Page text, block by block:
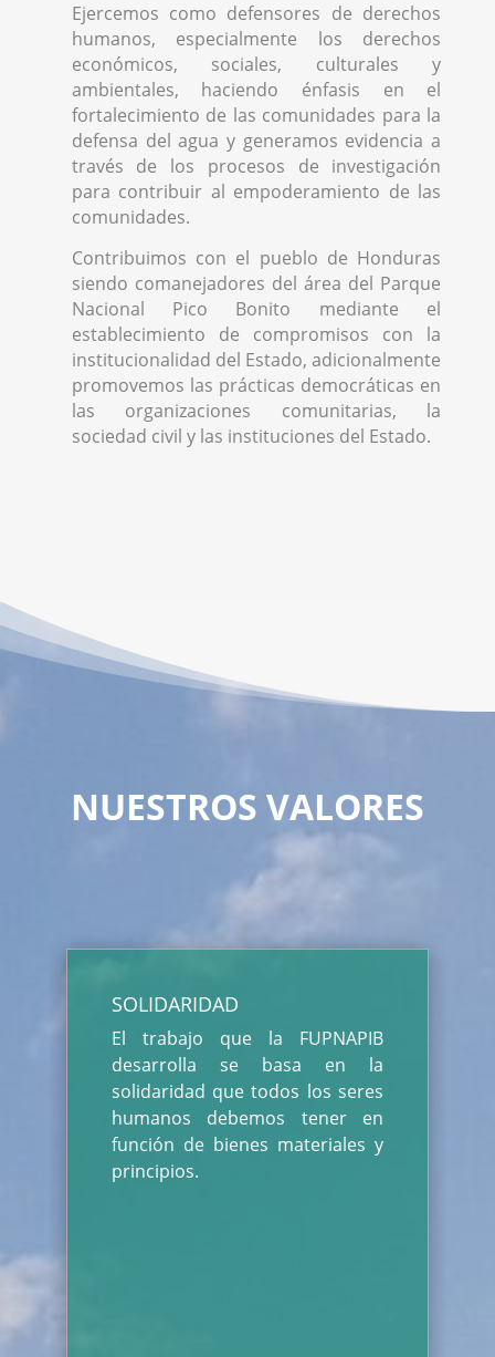
Ejercemos como defensores de derechos
humanos, especialmente los derechos
económicos, sociales, culturales y
ambientales, haciendo énfasis en el
fortalecimiento de las comunidades para la
defensa del agua y generamos evidencia a
través de los procesos de investigación
para contribuir al empoderamiento de las
comunidades.
Contribuimos con el pueblo de Honduras
siendo comanejadores del área del Parque
Nacional Pico Bonito mediante el
establecimiento de compromisos con la
institucionalidad del Estado, adicionalmente
promovemos las prácticas democráticas en
las organizaciones comunitarias, la
sociedad civil y las instituciones del Estado.
NUESTROS VALORES
SOLIDARIDAD
El trabajo que la FUPNAPIB
desarrolla se basa en la
solidaridad que todos los seres
humanos debemos tener en
función de bienes materiales y
principios.